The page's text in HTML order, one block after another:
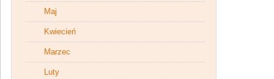
Maj
Kwiecień
Marzec
Luty